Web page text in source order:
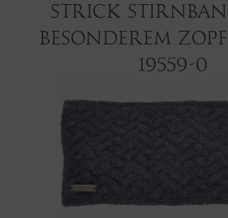
Strick
besonderem
19559-0